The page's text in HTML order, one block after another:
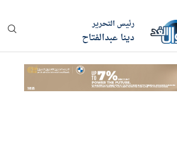
رئيس التحرير
دينا عبدالفتاح